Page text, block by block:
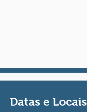
Datas e Locais